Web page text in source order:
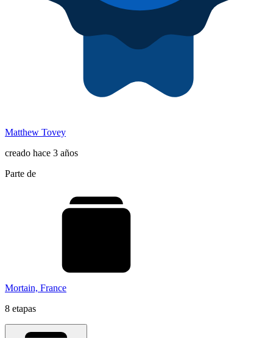
Matthew Tovey
creado hace 3 años
Parte de
Mortain, France
8 etapas